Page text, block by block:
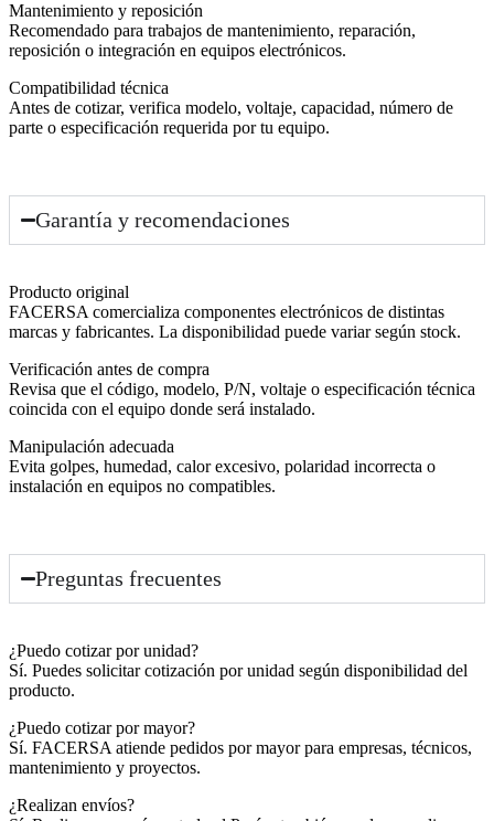
Mantenimiento y reposición
Recomendado para trabajos de mantenimiento, reparación,
reposición o integración en equipos electrónicos.
Compatibilidad técnica
Antes de cotizar, verifica modelo, voltaje, capacidad, número de
parte o especificación requerida por tu equipo.
Garantía y recomendaciones
Producto original
FACERSA comercializa componentes electrónicos de distintas
marcas y fabricantes. La disponibilidad puede variar según stock.
Verificación antes de compra
Revisa que el código, modelo, P/N, voltaje o especificación técnica
coincida con el equipo donde será instalado.
Manipulación adecuada
Evita golpes, humedad, calor excesivo, polaridad incorrecta o
instalación en equipos no compatibles.
Preguntas frecuentes
¿Puedo cotizar por unidad?
Sí. Puedes solicitar cotización por unidad según disponibilidad del
producto.
¿Puedo cotizar por mayor?
Sí. FACERSA atiende pedidos por mayor para empresas, técnicos,
mantenimiento y proyectos.
¿Realizan envíos?